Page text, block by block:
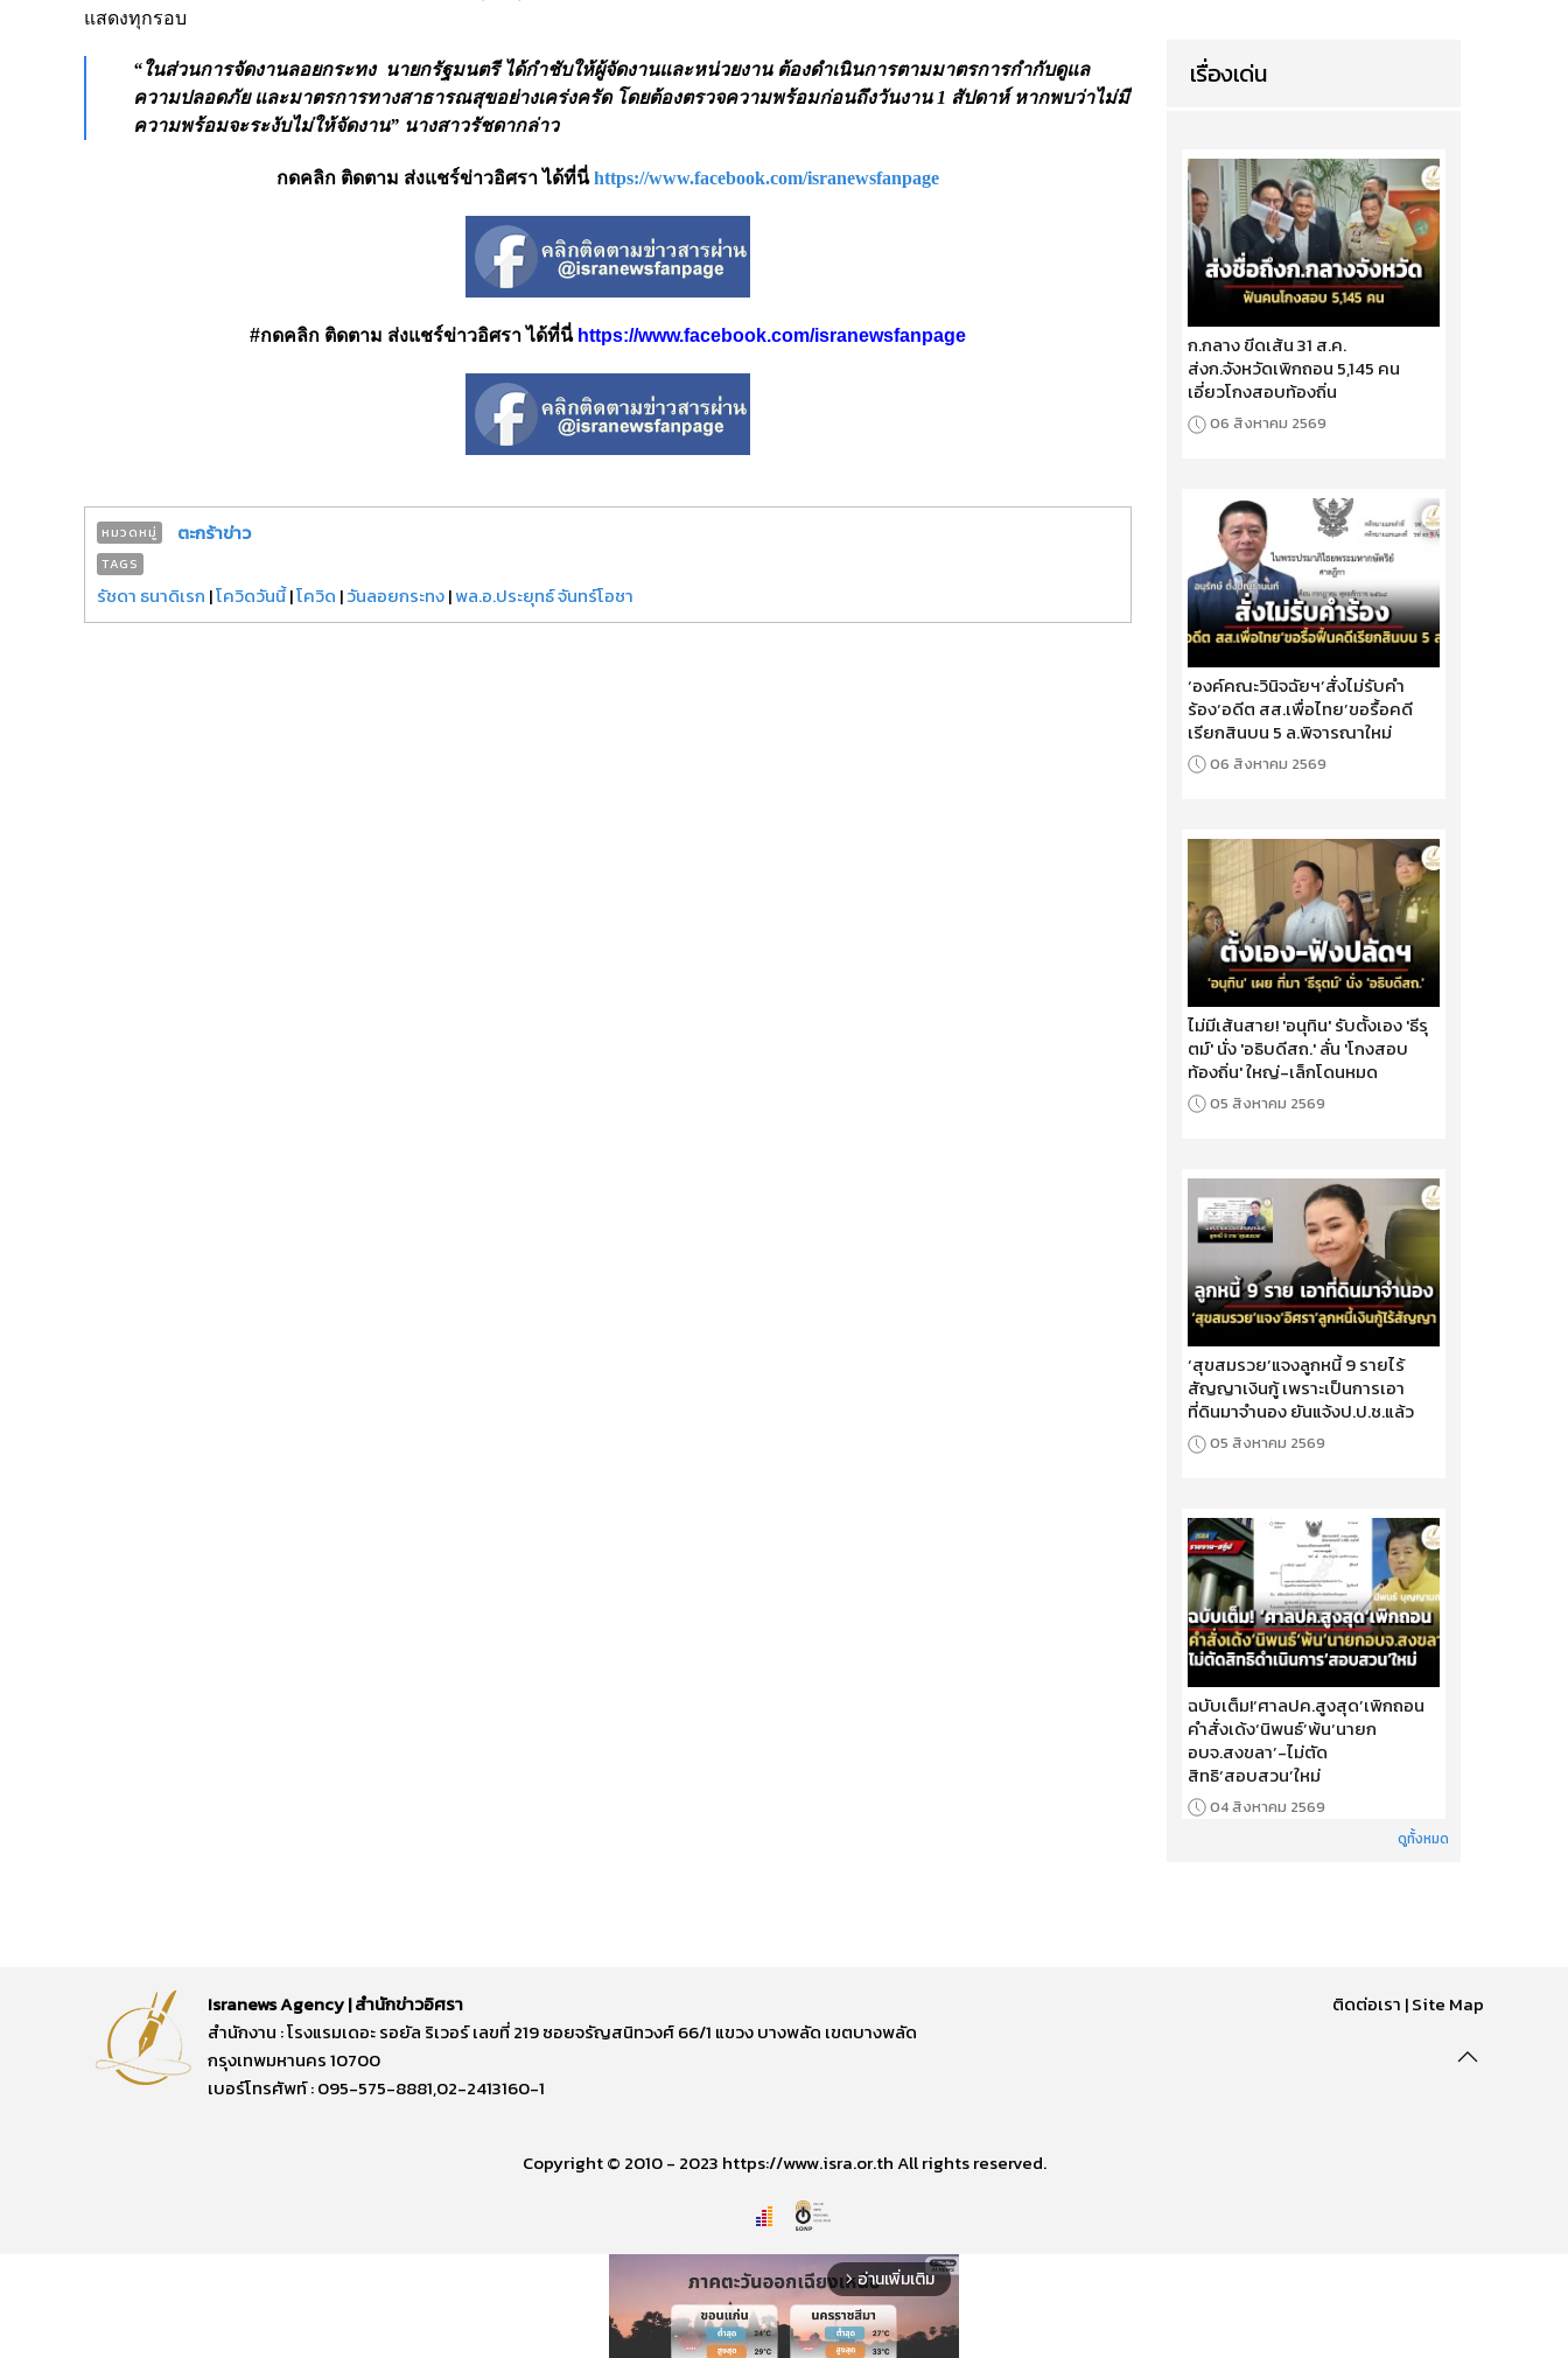
แสดงทุกรอบ
“ในส่วนการจัดงานลอยกระทง นายกรัฐมนตรี ได้กำชับให้ผู้จัดงานและหน่วยงาน ต้องดำเนินการตามมาตรการกำกับดูแล
ความปลอดภัย และมาตรการทางสาธารณสุขอย่างเคร่งครัด โดยต้องตรวจความพร้อมก่อนถึงวันงาน 1 สัปดาห์ หากพบว่าไม่มี
ความพร้อมจะระงับไม่ให้จัดงาน” นางสาวรัชดากล่าว
กดคลิก ติดตาม ส่งแชร์ข่าวอิศรา ได้ที่นี่https://www.facebook.com/isranewsfanpage
#กดคลิก ติดตาม ส่งแชร์ข่าวอิศรา ได้ที่นี่ https://www.facebook.com/isranewsfanpage
หมวดหมู่ ตะกร้าข่าว
TAGS
รัชดา ธนาดิเรก |โควิดวันนี้|โควิด |วันลอยกระทง|พล.อ.ประยุทธ์ จันทร์โอชา
เรื่องเด่น
ก.กลาง ขีดเส้น 31 ส.ค.
ส่งก.จังหวัดเพิกถอน 5,145 คน
เอี่ยวโกงสอบท้องถิ่น
06 สิงหาคม 2569
‘องค์คณะวินิจฉัยฯ’สั่งไม่รับคำ
ร้อง‘อดีต สส.เพื่อไทย’ขอรื้อคดี
เรียกสินบน 5 ล.พิจารณาใหม่
06 สิงหาคม 2569
ไม่มีเส้นสาย! 'อนุทิน' รับตั้งเอง 'ธีรุ
ตม์' นั่ง 'อธิบดีสถ.' ลั่น 'โกงสอบ
ท้องถิ่น' ใหญ่-เล็กโดนหมด
05 สิงหาคม 2569
‘สุขสมรวย’แจงลูกหนี้ 9 รายไร้
สัญญาเงินกู้ เพราะเป็นการเอา
ที่ดินมาจำนอง ยันแจ้งป.ป.ช.แล้ว
05 สิงหาคม 2569
ฉบับเต็ม!‘ศาลปค.สูงสุด’เพิกถอน
คำสั่งเด้ง‘นิพนธ์’พ้น‘นายก
อบจ.สงขลา’-ไม่ตัด
สิทธิ‘สอบสวน’ใหม่
04 สิงหาคม 2569
ดูทั้งหมด
Isranews Agency | สำนักข่าวอิศรา
สำนักงาน : โรงแรมเดอะ รอยัล ริเวอร์ เลขที่ 219 ซอยจรัญสนิทวงศ์ 66/1 แขวง บางพลัด เขตบางพลัด
กรุงเทพมหานคร 10700
เบอร์โทรศัพท์ : 095-575-8881,02-2413160-1
ติดต่อเรา |Site Map
Copyright © 2010 - 2023 https://www.isra.or.th All rights reserved.
arrow_forward_ios อ่านเพิ่มเติม